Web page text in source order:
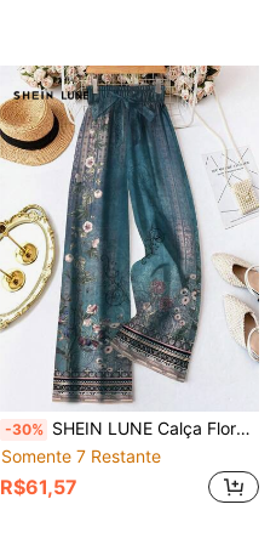
-30% SHEIN LUNE Calça Floral com Amarração na Cintura Feminina, Adequada para Primavera e Verão
Somente 7 Restante
R$61,57